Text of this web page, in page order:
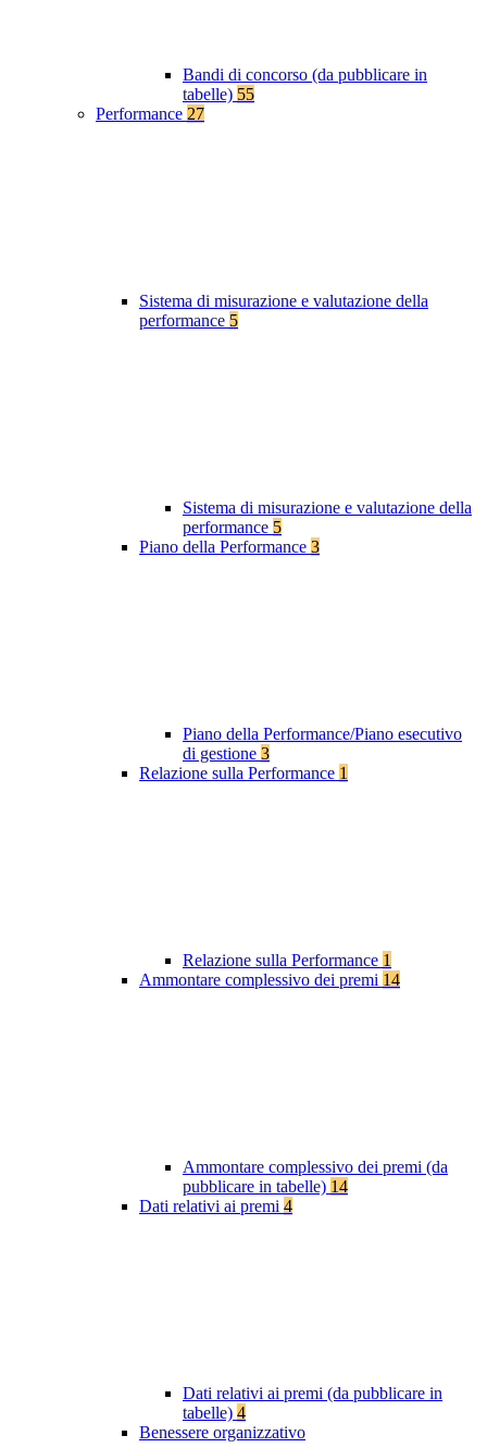
Bandi di concorso (da pubblicare in
tabelle) 55
Performance 27
Sistema di misurazione e valutazione della
performance 5
Sistema di misurazione e valutazione della
performance 5
Piano della Performance 3
Piano della Performance/Piano esecutivo
di gestione 3
Relazione sulla Performance 1
Relazione sulla Performance 1
Ammontare complessivo dei premi 14
Ammontare complessivo dei premi (da
pubblicare in tabelle) 14
Dati relativi ai premi 4
Dati relativi ai premi (da pubblicare in
tabelle) 4
Benessere organizzativo